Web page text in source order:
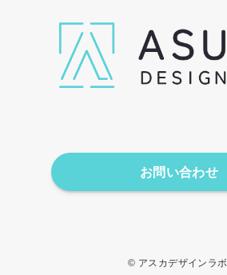
お問い合わせ
© アスカデザインラボ.